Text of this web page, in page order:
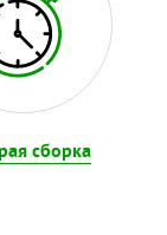
сборка